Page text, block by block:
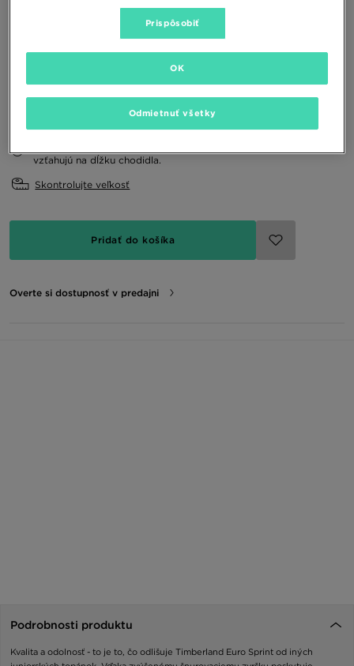
vzťahujú na dĺžku chodidla.
Skontrolujte veľkosť
Pridať do košíka
Overte si dostupnosť v predajni
Podrobnosti produktu
Kvalita a odolnosť - to je to, čo odlišuje Timberland Euro Sprint od iných
Prispôsobiť
Odmietnuť všetky
OK